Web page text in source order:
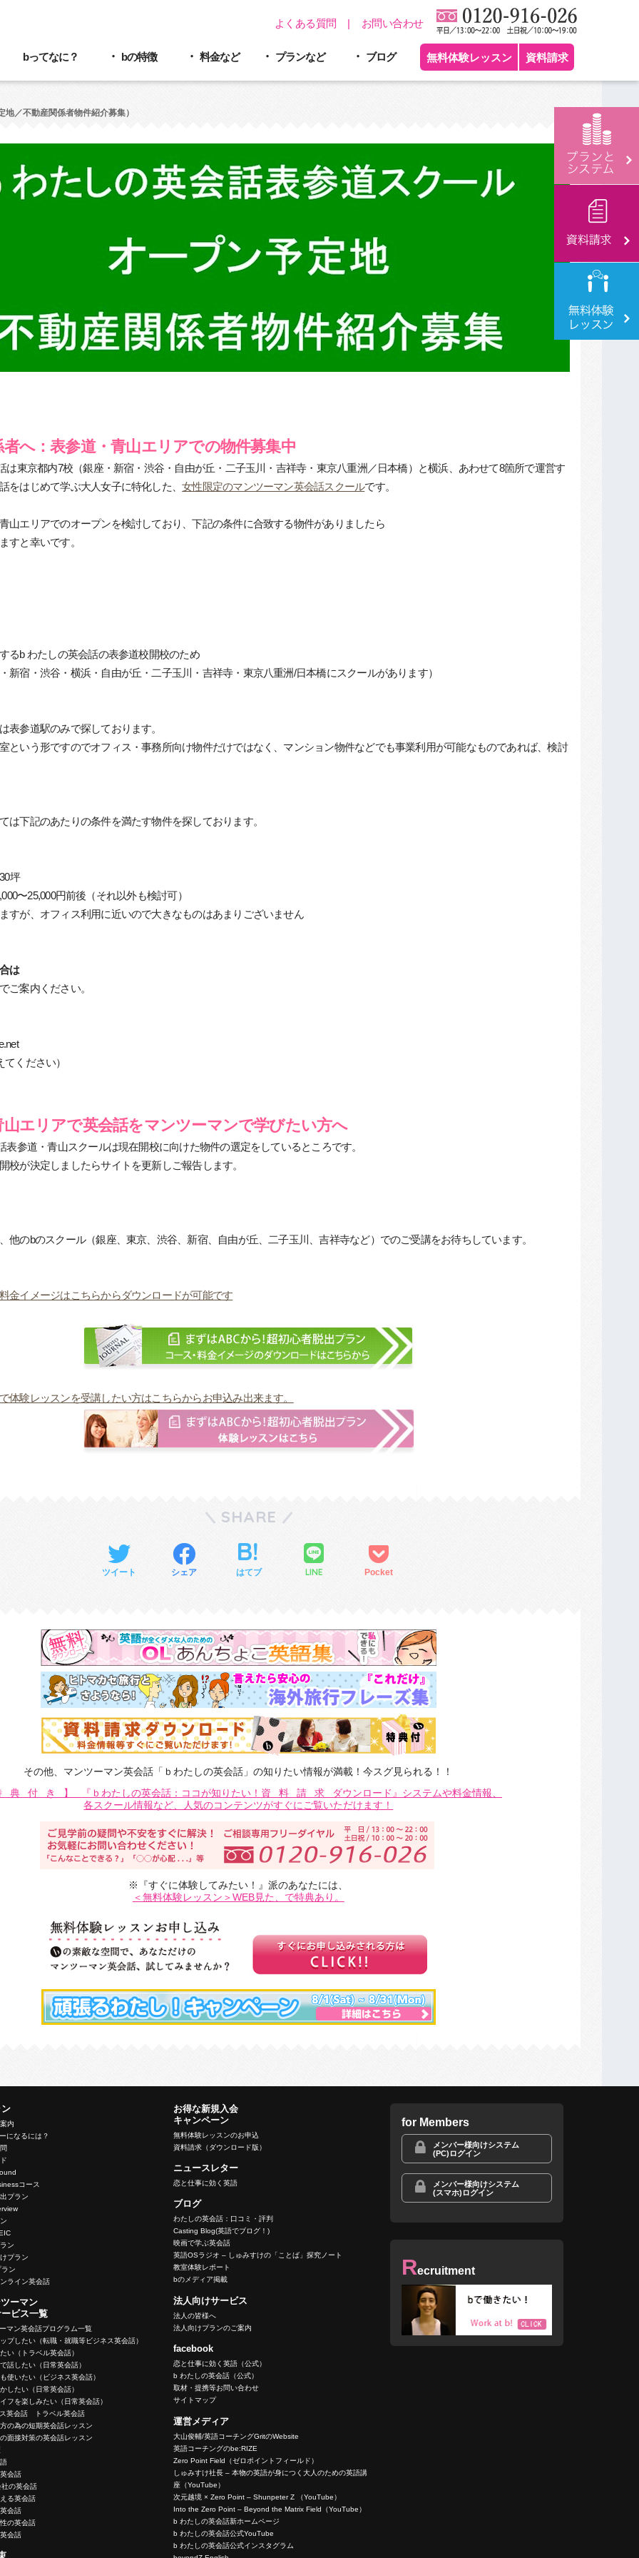
お問い合わせ
よくある質問
bってなに？ bの特徴 料金など プランなど ブログ 無料体験レッスン 資料請求
／不動産関係者物件紹介募集）
へ：表参道・青山エリアでの物件募集中
は東京都内7校（銀座・新宿・渋谷・自由が丘・二子玉川・吉祥寺・東京八重洲／日本橋）と横浜、あわせて8箇所で運営す
をはじめて学ぶ大人女子に特化した、女性限定のマンツーマン英会話スクールです。
山エリアでのオープンを検討しており、下記の条件に合致する物件がありましたら
すと幸いです。
るb わたしの英会話の表参道校開校のため
新宿・渋谷・横浜・自由が丘・二子玉川・吉祥寺・東京八重洲/日本橋にスクールがあります）
参道駅のみで探しております。
という形ですのでオフィス・事務所向け物件だけではなく、マンション物件などでも事業利用が可能なものであれば、検討
は下記のあたりの条件を満たす物件を探しております。
坪
〜25,000円前後（それ以外も検討可）
が、オフィス利用に近いので大きなものはあまりございません
は
ご案内ください。
ください）
山エリアで英会話をマンツーマンで学びたい方へ
表参道・青山スクールは現在開校に向けた物件の選定をしているところです。
校が決定しましたらサイトを更新しご報告します。
他のbのスクール（銀座、東京、渋谷、新宿、自由が丘、二子玉川、吉祥寺など）でのご受講をお待ちしています。
金イメージはこちらからダウンロードが可能です
体験レッスンを受講したい方はこちらからお申込み出来ます。
SHARE
ツイート シェア はてブ LINE Pocket
その他、マンツーマン英会話「ｂわたしの英会話」の知りたい情報が満載！今スグ見られる！！
典付き】 『ｂわたしの英会話：ココが知りたい！ 資料請求
ダウンロード』システムや料金情報、
各スクール情報など、人気のコンテンツがすぐにご覧いただけます！
※『すぐに体験してみたい！』派のあなたには、
＜無料体験レッスン＞WEB見た、で特典あり。
内
になるには？
コース
プラン
ン
プラン
ン
ライン英会話
ーマン
ビス一覧
マン英会話プログラム一覧
プしたい（転職・就職等ビジネス英会話）
い（トラベル英会話）
話したい（日常英会話）
使いたい（ビジネス英会話）
したい（日常英会話）
フを楽しみたい（日常英会話）
英会話 トラベル英会話
の為の短期英会話レッスン
面接対策の英会話レッスン
会話
の英会話
る英会話
会話
の英会話
会話
お得な新規入会
キャンペーン
無料体験レッスンのお申込
資料請求（ダウンロード版）
ニュースレター
恋と仕事に効く英語
ブログ
わたしの英会話：口コミ・評判
Casting Blog(英語でブログ！)
映画で学ぶ英会話
英語OSラジオ – しゅみすけの「ことば」探究ノート
教室体験レポート
bのメディア掲載
法人向けサービス
法人の皆様へ
法人向けプランのご案内
facebook
恋と仕事に効く英語（公式）
b わたしの英会話（公式）
取材・提携等お問い合わせ
サイトマップ
運営メディア
大山俊輔/英語コーチングGritのWebsite
英語コーチングのbe:RIZE
Zero Point Field（ゼロポイントフィールド）
しゅみすけ社長 – 本物の英語が身につく大人のための英語講
座（YouTube）
次元越境 × Zero Point – Shunpeter Z （YouTube）
Into the Zero Point – Beyond the Matrix Field（YouTube）
b わたしの英会話新ホームページ
b わたしの英会話公式YouTube
b わたしの英会話公式インスタグラム
for Members
メンバー様向けシステム
(PC)ログイン
メンバー様向けシステム
(スマホ)ログイン
Recruitment